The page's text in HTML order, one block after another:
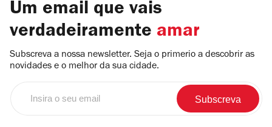
Um email que vais
verdadeiramente amar
Subscreva a nossa newsletter. Seja o primerio a descobrir as
novidades e o melhor da sua cidade.